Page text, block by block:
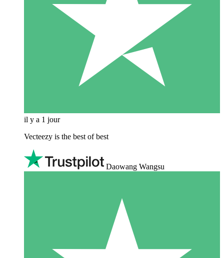
il y a 1 jour
Vecteezy is the best of best
Daowang Wangsu